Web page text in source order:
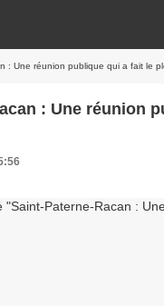
: Une réunion publique qui a fait le
: Une réunion